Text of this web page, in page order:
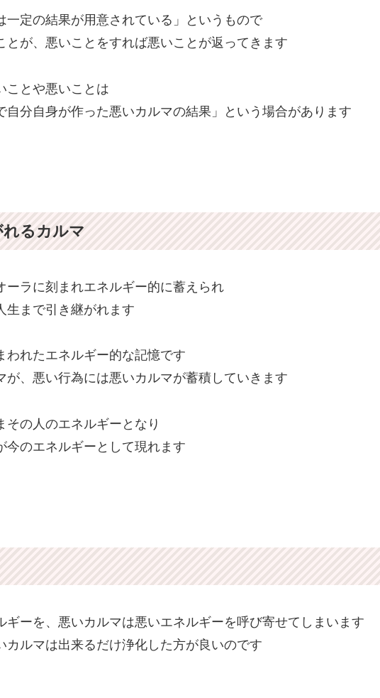
一定の結果が用意されている」というもので
とが、悪いことをすれば悪いことが返ってきます
ことや悪いことは
自分自身が作った悪いカルマの結果」という場合があります
るカルマ
ーラに刻まれエネルギー的に蓄えられ
生まで引き継がれます
われたエネルギー的な記憶です
が、悪い行為には悪いカルマが蓄積していきます
その人のエネルギーとなり
今のエネルギーとして現れます
ギーを、悪いカルマは悪いエネルギーを呼び寄せてしまいます
カルマは出来るだけ浄化した方が良いのです